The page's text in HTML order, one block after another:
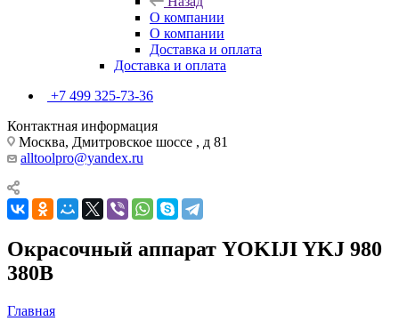
О компании
О компании
Доставка и оплата
Доставка и оплата
+7 499 325-73-36
Контактная информация
Москва, Дмитровское шоссе , д 81
alltoolpro@yandex.ru
Окрасочный аппарат YOKIJI YKJ 980
380B
Главная